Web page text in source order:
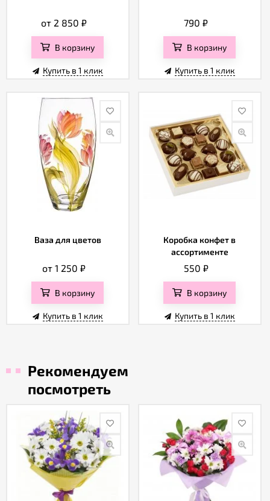
от 2 850₽
В корзину
Купить в 1 клик
790₽
В корзину
Купить в 1 клик
Ваза для цветов
от 1 250₽
В корзину
Купить в 1 клик
Коробка конфет в
ассортименте
550 ₽
В корзину
Купить в 1 клик
Рекомендуем
посмотреть